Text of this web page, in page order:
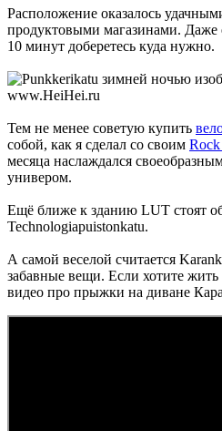
Расположение оказалось
продуктовыми магазинами. Даже
10 минут доберетесь куда нужно.
Тем не менее советую купить
собой, как я сделал со своим Rock
месяца наслаждался
универом.
Eщё ближе к зданию LUT стоят
Technologiapuistonkatu.
А самой веселой считается
забавные вещи. Если хотите жить
видео про прыжки на диване